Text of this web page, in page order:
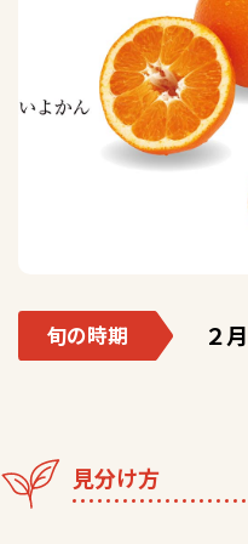
旬の時期 ２月
見分け方